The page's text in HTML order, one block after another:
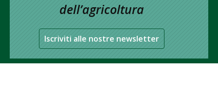
dell’agricoltura
Iscriviti alle nostre newsletter